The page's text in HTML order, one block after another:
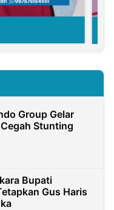
Group Gelar
Stunting
Bupati
Gus Haris